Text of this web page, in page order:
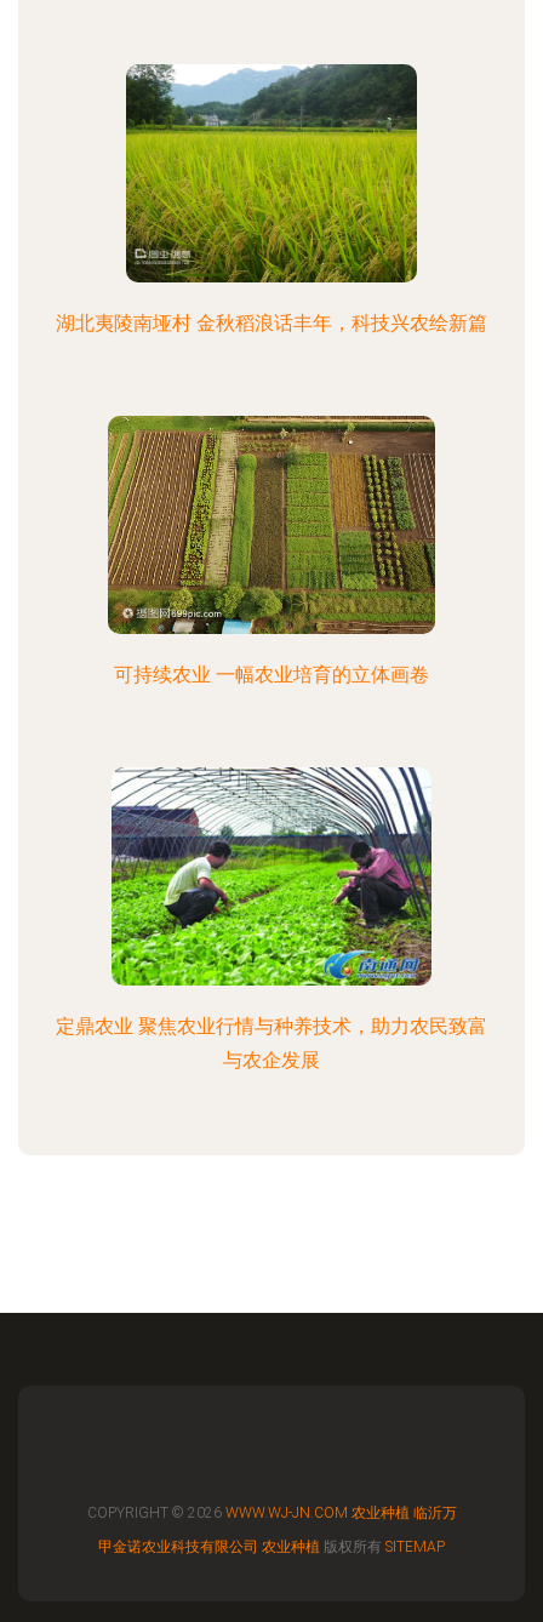
湖北夷陵南垭村 金秋稻浪话丰年，科技兴农绘新篇
可持续农业 一幅农业培育的立体画卷
定鼎农业 聚焦农业行情与种养技术，助力农民致富
与农企发展
COPYRIGHT © 2026 WWW.WJ-JN.COM 农业种植 临沂万
甲金诺农业科技有限公司 农业种植 版权所有 SITEMAP